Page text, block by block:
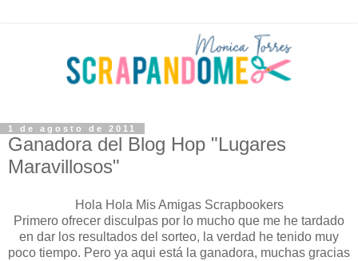
1 de agosto de 2011
Ganadora del Blog Hop "Lugares
Maravillosos"
Hola Hola Mis Amigas Scrapbookers
Primero ofrecer disculpas por lo mucho que me he tardado
en dar los resultados del sorteo, la verdad he tenido muy
poco tiempo. Pero ya aqui está la ganadora, muchas gracias